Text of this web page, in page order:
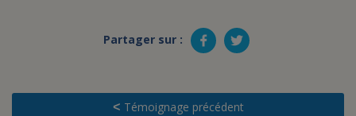
Partager sur :
< Témoignage précédent